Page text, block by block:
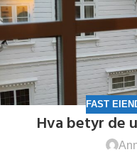
FAST
Hva betyr de